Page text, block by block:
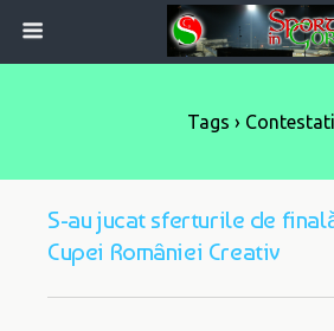
Tags ›
S-au jucat sferturile de
Cupei României Creativ